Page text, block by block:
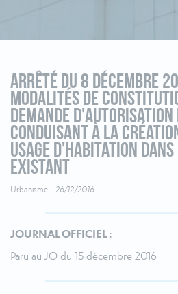
Arrêté du 8 décembre
modalités de
demande
conduisant à la
usage d'habitation dans
existant
Urbanisme - 26/12/2016
JOURNAL OFFICIEL :
Paru au JO du 15 décembre 2016